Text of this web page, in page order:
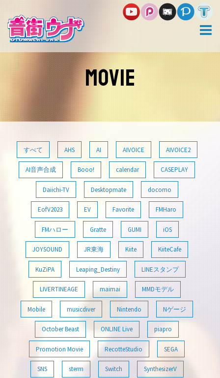
コ
ン
テ
ン
ツ
へ
ス
キ
ッ
プ
MOVIE
すべて AHS AI AIVOICE AIVOICE2
AI音声合成 Booo! calendar CASEPLAY
Daiichi-TV Desktopmate docomo
EofV2023 EV Favorite FMHaro
FMハロー Gratte GUMI iOS
JOYSOUND JR東海 Kiite KiiteCafe
KuZiPA Leaping_Destiny LINEスタンプ
LIVERTINEAGE maimai MMDモデル
Mobile musicdiver Nintendo Nゲージ
October Beast ONLINE Live piapro
Promotion Movie RecotteStudio SEGA
SNS sterm Switch SynthesizerV